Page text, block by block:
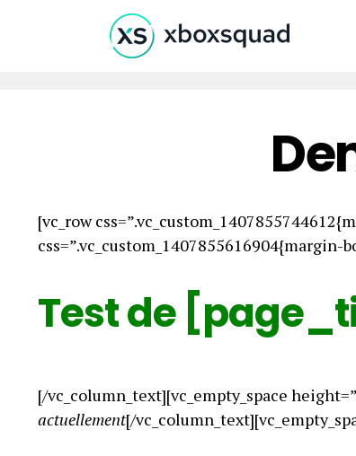
[vc_row
Test de
[/vc_column_text][vc_empty_space
actuellement[/